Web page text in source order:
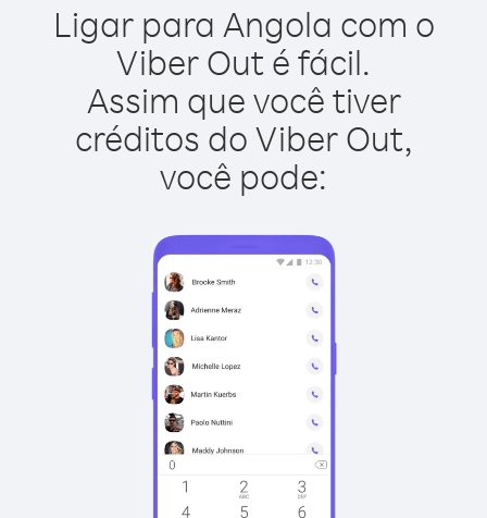
Ligar para Angola com o
Viber Out é fácil.
Assim que você tiver
créditos do Viber Out,
você pode: